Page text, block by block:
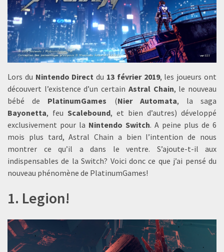
Lors du Nintendo Direct du 13 février 2019, les joueurs ont
découvert l’existence d’un certain Astral Chain, le nouveau
bébé de PlatinumGames (Nier Automata, la saga
Bayonetta, feu Scalebound, et bien d’autres) développé
exclusivement pour la Nintendo Switch. A peine plus de 6
mois plus tard, Astral Chain a bien l’intention de nous
montrer ce qu’il a dans le ventre. S’ajoute-t-il aux
indispensables de la Switch? Voici donc ce que j’ai pensé du
nouveau phénomène de PlatinumGames!
1. Legion!